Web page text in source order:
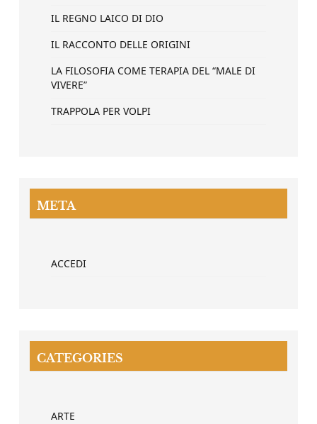
IL REGNO LAICO DI DIO
IL RACCONTO DELLE ORIGINI
LA FILOSOFIA COME TERAPIA DEL “MALE DI
VIVERE”
TRAPPOLA PER VOLPI
META
ACCEDI
CATEGORIES
ARTE